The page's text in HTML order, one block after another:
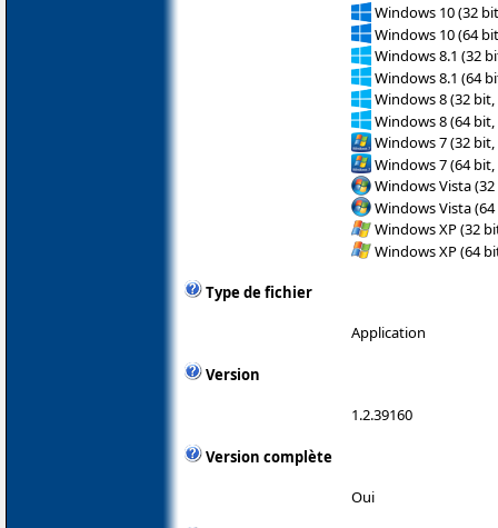
Windows 10 (32
Windows 10 (64
Windows 8.1 (32
Windows 8.1 (64
Windows 8 (32 bit,
Windows 8 (64 bit,
Windows 7 (32 bit,
Windows 7 (64 bit,
Windows Vista
Windows Vista
Windows XP (32
Windows XP (64
Type de fichier
Application
Version
1.2.39160
Version complète
Oui